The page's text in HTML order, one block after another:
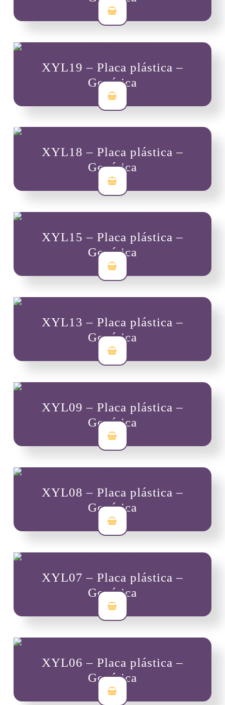
7,000
XYL19 – Placa plástica –
Genérica
7,000
XYL18 – Placa plástica –
Genérica
7,000
XYL15 – Placa plástica –
Genérica
7,000
XYL13 – Placa plástica –
Genérica
7,000
XYL09 – Placa plástica –
Genérica
7,000
XYL08 – Placa plástica –
Genérica
7,000
XYL07 – Placa plástica –
Genérica
7,000
XYL06 – Placa plástica –
Genérica
7,000